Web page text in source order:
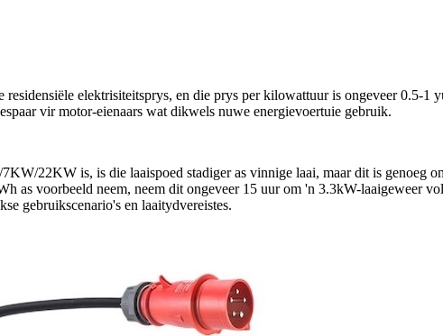
elektrisiteitsprys, en die prys per kilowattuur is ongeveer 0.5-1
vir motor-eienaars wat dikwels nuwe energievoertuie gebruik.
22KW is, is die laaispoed stadiger as vinnige laai, maar dit is genoeg
as voorbeeld neem, neem dit ongeveer 15 uur om 'n 3.3kW-laaigeweer
gebruikscenario's en laaitydvereistes.